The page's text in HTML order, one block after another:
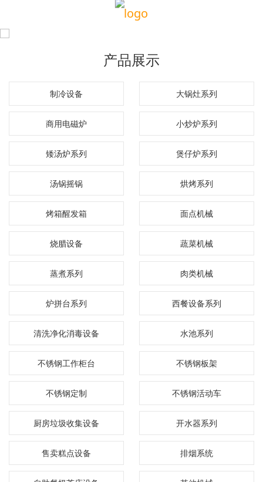
产品展示
制冷设备 大锅灶系列
商用电磁炉 小炒炉系列
矮汤炉系列 煲仔炉系列
汤锅摇锅 烘烤系列
烤箱醒发箱 面点机械
烧腊设备 蔬菜机械
蒸煮系列 肉类机械
炉拼台系列 西餐设备系列
清洗净化消毒设备 水池系列
不锈钢工作柜台 不锈钢板架
不锈钢定制 不锈钢活动车
厨房垃圾收集设备 开水器系列
售卖糕点设备 排烟系统